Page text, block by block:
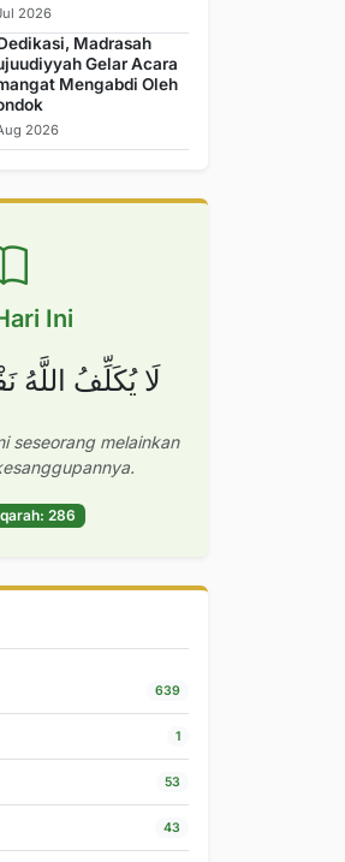
2026
Madrasah
Gelar Acara
Mengabdi Oleh
2026
Ini
لَا يُكَلِّفُ اللَّهُ
seseorang melainkan
286
639
1
53
43